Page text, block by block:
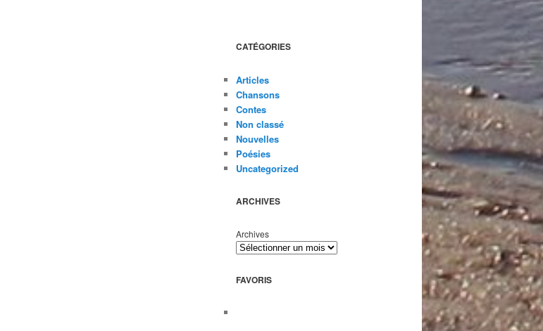
CATÉGORIES
Articles
Chansons
Contes
Non classé
Nouvelles
Poésies
Uncategorized
ARCHIVES
Archives
FAVORIS